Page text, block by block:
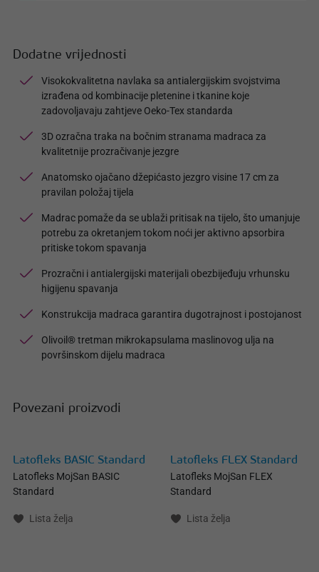
Dodatne vrijednosti
Visokokvalitetna navlaka sa antialergijskim svojstvima
izrađena od kombinacije pletenine i tkanine koje
zadovoljavaju zahtjeve Oeko-Tex standarda
3D ozračna traka na bočnim stranama madraca za
kvalitetnije prozračivanje jezgre
Anatomsko ojačano džepićasto jezgro visine 17 cm za
pravilan položaj tijela
Madrac pomaže da se ublaži pritisak na tijelo, što umanjuje
potrebu za okretanjem tokom noći jer aktivno apsorbira
pritiske tokom spavanja
Prozračni i antialergijski materijali obezbijeđuju vrhunsku
higijenu spavanja
Konstrukcija madraca garantira dugotrajnost i postojanost
Olivoil® tretman mikrokapsulama maslinovog ulja na
površinskom dijelu madraca
Povezani proizvodi
Latofleks BASIC Standard
Latofleks MojSan BASIC
Standard
Lista želja
Latofleks FLEX Standard
Latofleks MojSan FLEX
Standard
Lista želja